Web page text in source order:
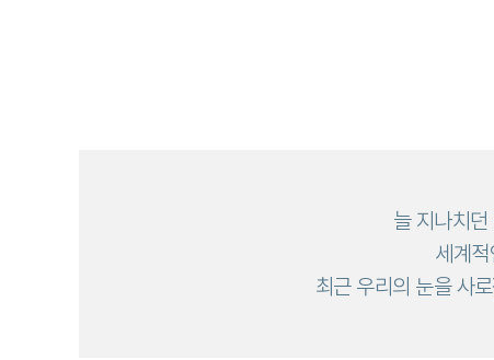
늘 지나치
세계
최근 우리의 눈을 사